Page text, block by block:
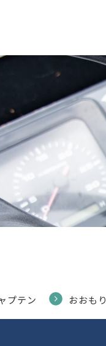
in
single.php
プテン おおも